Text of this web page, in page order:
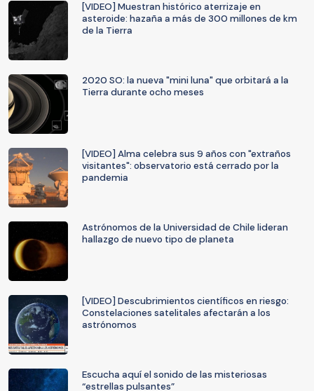
[VIDEO] Muestran histórico aterrizaje en
asteroide: hazaña a más de 300 millones de km
de la Tierra
2020 SO: la nueva "mini luna" que orbitará a la
Tierra durante ocho meses
[VIDEO] Alma celebra sus 9 años con "extraños
visitantes": observatorio está cerrado por la
pandemia
Astrónomos de la Universidad de Chile lideran
hallazgo de nuevo tipo de planeta
[VIDEO] Descubrimientos científicos en riesgo:
Constelaciones satelitales afectarán a los
astrónomos
Escucha aquí el sonido de las misteriosas
“estrellas pulsantes”